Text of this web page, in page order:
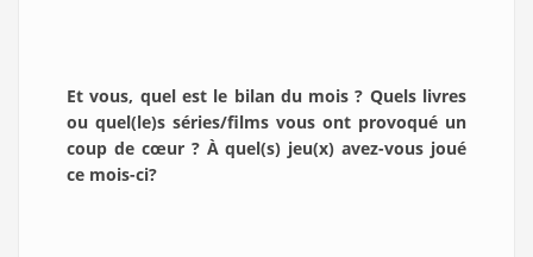
Et vous, quel est le bilan du mois ? Quels livres
ou quel(le)s séries/films vous ont provoqué un
coup de cœur ? À quel(s) jeu(x) avez-vous joué
ce mois-ci?